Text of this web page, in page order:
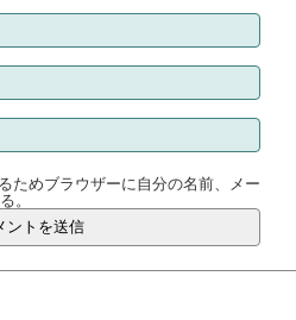
ためブラウザーに自分の名前、メー
。